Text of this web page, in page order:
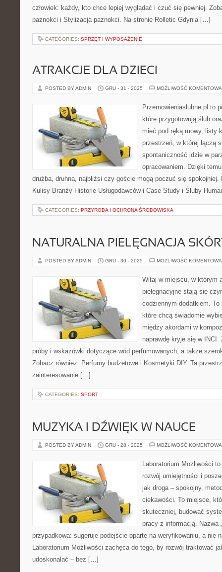
człowiek: każdy, kto chce lepiej wyglądać i czuć się pewniej.
paznokci i Stylizacja paznokci. Na stronie Rolletic Gdynia […]
CATEGORIES: SPRZĘT I WYPOSAŻENIE
ATRAKCJE DLA DZIECI
POSTED BY ADMIN GRU - 31 - 2025 MOŻLIWOŚĆ
Przemowieniaslubne.pl to
które przygotowują ślub
mieć pod ręką mowy, listy
przestrzeń, w której łączą
spontaniczność idzie w
opracowaniem. Dzięki
drużba, druhna, najbliżsi czy goście mogą poczuć się spokojniej.
Kulisy Branży Historie Usługodawców i Case Study i Śluby
CATEGORIES: PRZYRODA I OCHRONA ŚRODOWISKA
NATURALNA PIELĘGNACJA
POSTED BY ADMIN GRU - 30 - 2025 MOŻLIWOŚĆ
Witaj w miejscu, w którym
pielęgnacyjne stają się
codziennym dodatkiem.
które chcą świadomie
między akordami w
naprawdę kryje się w
próby i wskazówki dotyczące wód perfumowanych, a także
Zobacz również: Perfumy budżetowe i Kosmetyki DIY. Ta
zainteresowanie […]
CATEGORIES: SPORT
MUZYKA I DŹWIĘK W NAUCE
POSTED BY ADMIN GRU - 28 - 2025 MOŻLIWOŚĆ
Laboratorium Możliwości
rozwój umiejętności i
jak droga – spokojny,
ciekawości. To miejsce,
skuteczniej, budować
pracy z informacją. Nazwa
przypadkowa: sugeruje podejście oparte na weryfikowaniu, a nie
Laboratorium Możliwości zachęca do tego, by rozwój traktować
udoskonalać – bez […]